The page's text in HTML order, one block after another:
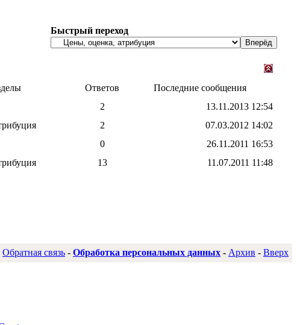
Быстрый переход
Ответов
Последние сообщения
2 13.11.2013 12:54
2 07.03.2012 14:02
0 26.11.2011 16:53
13 11.07.2011 11:48
Обратная связь - Обработка персональных данных - Архив - Вверх